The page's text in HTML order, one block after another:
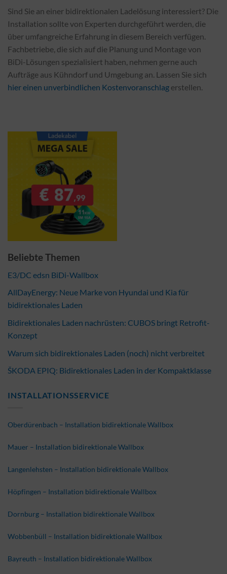
Sind Sie an einer bidirektionalen Ladelösung interessiert? Die
Installation sollte von Experten durchgeführt werden, die
über umfangreiche Erfahrung in diesem Bereich verfügen.
Fachbetriebe, die sich auf die Planung und Montage von
BiDi-Lösungen spezialisiert haben, nehmen gerne auch
Aufträge aus Kühndorf und Umgebung an. Lassen Sie sich
hier einen unverbindlichen Kostenvoranschlag erstellen.
Beliebte Themen
E3/DC edsn BiDi-Wallbox
AllDayEnergy: Neue Marke von Hyundai und Kia für
bidirektionales Laden
Bidirektionales Laden nachrüsten: CUBOS bringt Retrofit-
Konzept
Warum sich bidirektionales Laden (noch) nicht verbreitet
ŠKODA EPIQ: Bidirektionales Laden in der Kompaktklasse
INSTALLATIONSSERVICE
Oberdürenbach – Installation bidirektionale Wallbox
Mauer – Installation bidirektionale Wallbox
Langenlehsten – Installation bidirektionale Wallbox
Höpfingen – Installation bidirektionale Wallbox
Dornburg – Installation bidirektionale Wallbox
Wobbenbüll – Installation bidirektionale Wallbox
Bayreuth – Installation bidirektionale Wallbox